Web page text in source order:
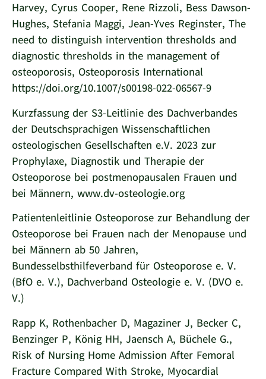
Harvey, Cyrus Cooper, Rene Rizzoli, Bess Dawson-
Hughes, Stefania Maggi, Jean-Yves Reginster, The
need to distinguish intervention thresholds and
diagnostic thresholds in the management of
osteoporosis, Osteoporosis International
https://doi.org/10.1007/s00198-022-06567-9
Kurzfassung der S3-Leitlinie des Dachverbandes
der Deutschsprachigen Wissenschaftlichen
osteologischen Gesellschaften e.V. 2023 zur
Prophylaxe, Diagnostik und Therapie der
Osteoporose bei postmenopausalen Frauen und
bei Männern, www.dv-osteologie.org
Patientenleitlinie Osteoporose zur Behandlung der
Osteoporose bei Frauen nach der Menopause und
bei Männern ab 50 Jahren,
Bundesselbsthilfeverband für Osteoporose e. V.
(BfO e. V.), Dachverband Osteologie e. V. (DVO e.
V.)
Rapp K, Rothenbacher D, Magaziner J, Becker C,
Benzinger P, König HH, Jaensch A, Büchele G.,
Risk of Nursing Home Admission After Femoral
Fracture Compared With Stroke, Myocardial